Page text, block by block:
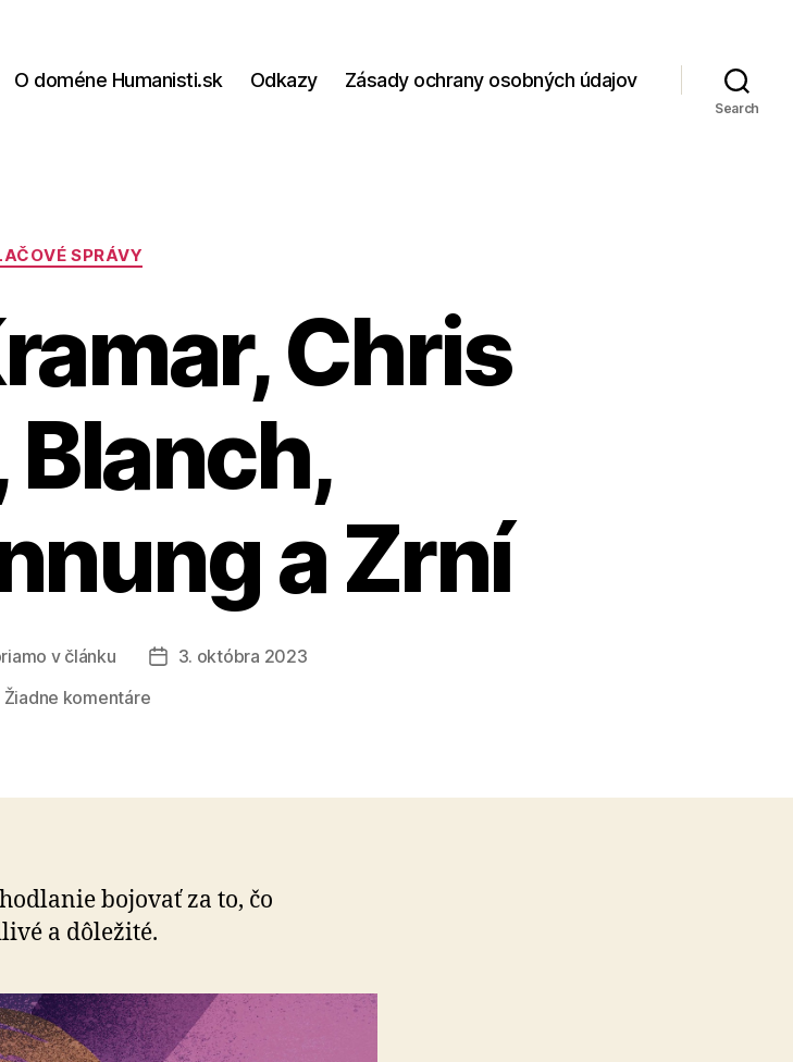
O doméne Humanisti.sk Odkazy Zásady ochrany osobných údajov
Search
Kategórie
SPRÁVY
Chris
Blanch,
a Zrní
v článku
Dátum
3. októbra 2023
Žiadne komentárena
Ellys,
Zrní
bojovať za to, čo
a dôležité.